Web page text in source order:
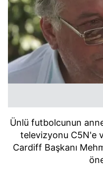
Ünlü futbolcunun
televizyonu C5N'e
Cardiff Başkanı